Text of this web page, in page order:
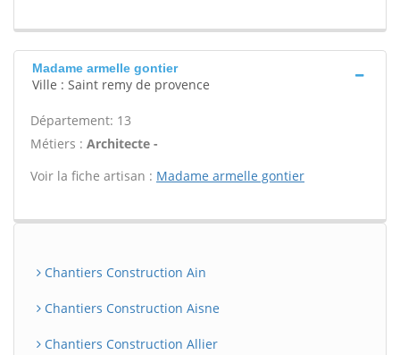
Madame armelle gontier
Ville : Saint remy de provence
Département: 13
Métiers : Architecte -
Voir la fiche artisan : Madame armelle gontier
Chantiers Construction Ain
Chantiers Construction Aisne
Chantiers Construction Allier